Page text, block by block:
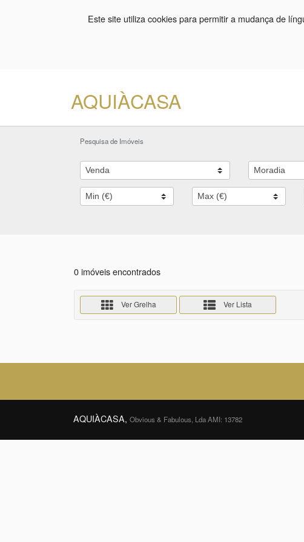
Este site utiliza cookies para permitir a mudança de
AQUIÀCASA
Pesquisa de Imóveis
0 imóveis encontrados
Ver Grelha Ver Lista
AQUIÀCASA, Obvious & Fabulous, Lda AMI: 13782